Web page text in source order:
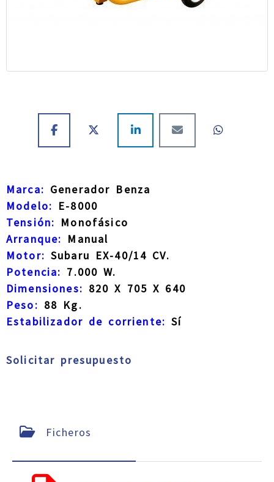
Marca: Generador Benza
Modelo: E-8000
Tensión: Monofásico
Arranque: Manual
Motor: Subaru EX-40/14 CV.
Potencia: 7.000 W.
Dimensiones: 820 X 705 X 640
Peso: 88 Kg.
Estabilizador de corriente: Sí
Solicitar presupuesto
Ficheros